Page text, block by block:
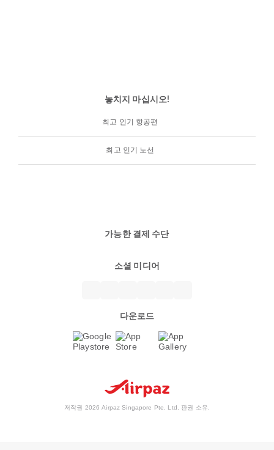
놓치지 마십시오!
최고 인기 항공편
최고 인기 노선
가능한 결제 수단
소셜 미디어
다운로드
저작권 2026 Airpaz Singapore Pte. Ltd. 판권 소유.